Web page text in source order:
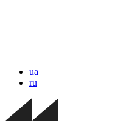
ua
ru